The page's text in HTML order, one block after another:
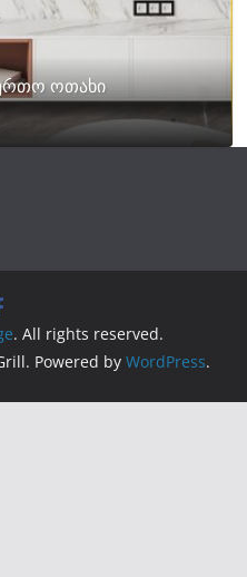
ოთახი
. All rights reserved.
Powered by WordPress.